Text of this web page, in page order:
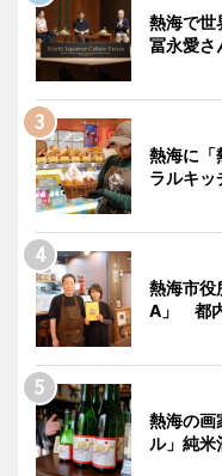
熱海で
冨永愛さ
熱海に
ラルキッ
熱海市役
A」 都
熱海の画
ル」純